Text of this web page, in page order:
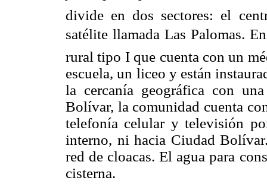
divide en dos sectores: el
satélite llamada Las Palomas.
rural tipo I que cuenta con un
escuela, un liceo y están
la cercanía geográfica con
Bolívar, la comunidad cuenta
telefonía celular y televisión
interno, ni hacia Ciudad
red de cloacas. El agua para
cisterna.